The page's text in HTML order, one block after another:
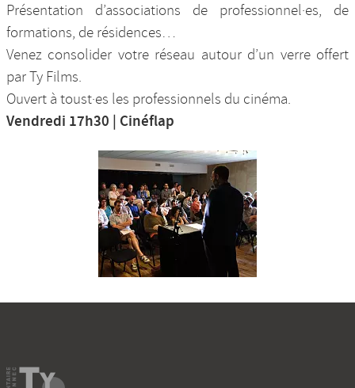
Présentation d’associations de professionnel·es, de
formations, de résidences…
Venez consolider votre réseau autour d’un verre offert
par Ty Films.
Ouvert à toust·es les professionnels du cinéma.
Vendredi 17h30 | Cinéflap